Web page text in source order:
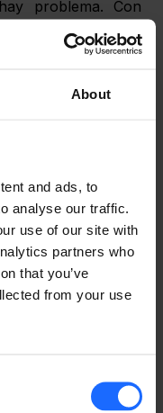
About
and ads, to
analyse our traffic.
use of our site with
partners who
that you’ve
from your use
problema. Con
pared, poste y
total libertad
celular en áreas
de carga
concurrida, un
consistencia y
consumo no puede
ES